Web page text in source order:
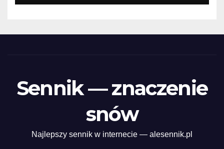
Sennik — znaczenie
snów
Najlepszy sennik w internecie — alesennik.pl